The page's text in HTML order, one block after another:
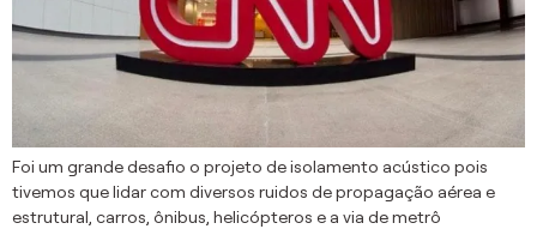
Foi um grande desafio o projeto de isolamento acústico pois
tivemos que lidar com diversos ruidos de propagação aérea e
estrutural, carros, ônibus, helicópteros e a via de metrô